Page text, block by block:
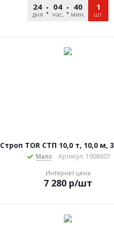
24
дня
04
час.
40
мин.
39
сек.
1
шт.
Строп TOR СТП 10,0 т, 10,0 м,
Мало
Артикул: 1008807
Интернет цена
7 280 р/шт